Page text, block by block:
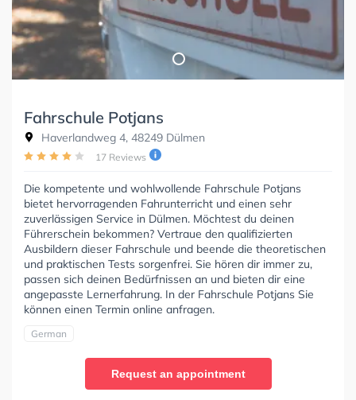
Fahrschule Potjans
Haverlandweg 4, 48249 Dülmen
17 Reviews
Die kompetente und wohlwollende Fahrschule Potjans
bietet hervorragenden Fahrunterricht und einen sehr
zuverlässigen Service in Dülmen. Möchtest du deinen
Führerschein bekommen? Vertraue den qualifizierten
Ausbildern dieser Fahrschule und beende die theoretischen
und praktischen Tests sorgenfrei. Sie hören dir immer zu,
passen sich deinen Bedürfnissen an und bieten dir eine
angepasste Lernerfahrung. In der Fahrschule Potjans Sie
können einen Termin online anfragen.
German
Request an appointment